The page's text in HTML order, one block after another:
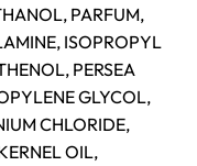
PARFUM,
ISOPROPYL
PERSEA
GLYCOL,
CHLORIDE,
OIL,